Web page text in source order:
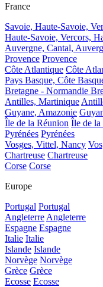
France
Savoie, Haute-Savoie,
Haute-Savoie, Vercors,
Auvergne, Cantal,
Provence Provence
Côte Atlantique Côte
Pays Basque, Côte
Bretagne - Normandie
Antilles, Martinique
Guyane, Amazonie
Île de la Réunion Île de la
Pyrénées Pyrénées
Vosges, Vittel, Nancy
Chartreuse Chartreuse
Corse Corse
Europe
Portugal Portugal
Angleterre Angleterre
Espagne Espagne
Italie Italie
Islande Islande
Norvège Norvège
Grèce Grèce
Ecosse Ecosse